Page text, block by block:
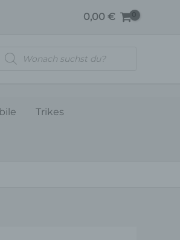
0,00 €
Products
search
Trikes